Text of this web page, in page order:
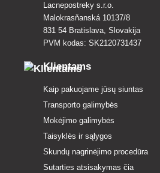
Lacnepostreky s.r.o.
Malokrasňanská 10137/8
831 54 Bratislava, Slovakija
PVM kodas: SK2120731437
Klientams
Kaip pakuojame jūsų siuntas
Transporto galimybės
Mokėjimo galimybės
Taisyklės ir sąlygos
Skundų nagrinėjimo procedūra
Sutarties atsisakymas čia